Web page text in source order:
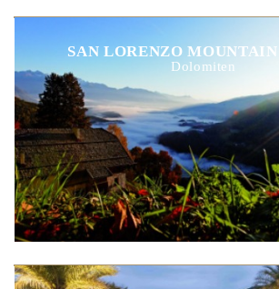
SAN LORENZO MOUNTAIN
Dolomiten